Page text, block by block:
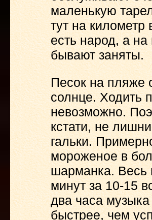
маленькую
тут на километр
есть народ, а
бывают заняты.
Песок на пляже
солнце. Ходить
невозможно.
кстати, не
гальки.
мороженое в
шарманка. Весь
минут за 10-15
два часа
быстрее, чем